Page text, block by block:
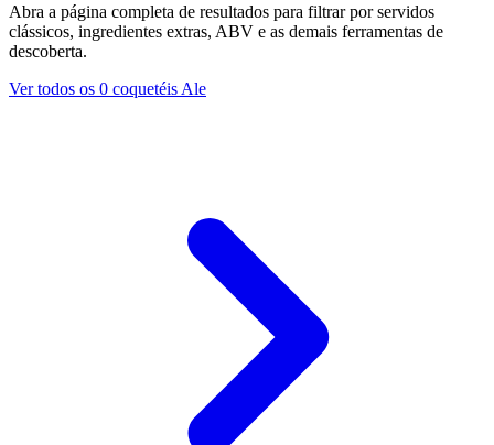
Abra a página completa de resultados para filtrar por servidos
clássicos, ingredientes extras, ABV e as demais ferramentas de
descoberta.
Ver todos os 0 coquetéis Ale